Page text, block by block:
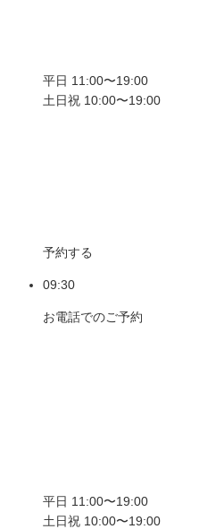
平日 11:00〜19:00
土日祝 10:00〜19:00
予約する
09:30
お電話でのご予約
平日 11:00〜19:00
土日祝 10:00〜19:00